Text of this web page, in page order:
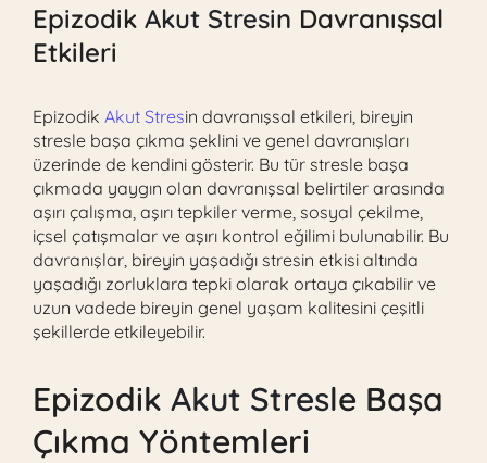
Epizodik Akut Stresin Davranışsal
Etkileri
Epizodik Akut Stresin davranışsal etkileri, bireyin
stresle başa çıkma şeklini ve genel davranışları
üzerinde de kendini gösterir. Bu tür stresle başa
çıkmada yaygın olan davranışsal belirtiler arasında
aşırı çalışma, aşırı tepkiler verme, sosyal çekilme,
içsel çatışmalar ve aşırı kontrol eğilimi bulunabilir. Bu
davranışlar, bireyin yaşadığı stresin etkisi altında
yaşadığı zorluklara tepki olarak ortaya çıkabilir ve
uzun vadede bireyin genel yaşam kalitesini çeşitli
şekillerde etkileyebilir.
Epizodik Akut Stresle Başa
Çıkma Yöntemleri